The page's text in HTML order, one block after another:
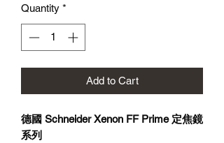
Quantity *
Add to Cart
德國 Schneider Xenon FF Prime 定焦鏡
系列